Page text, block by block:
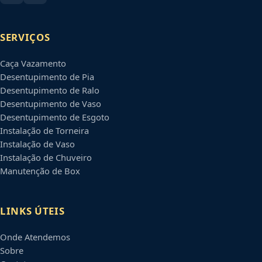
SERVIÇOS
Caça Vazamento
Desentupimento de Pia
Desentupimento de Ralo
Desentupimento de Vaso
Desentupimento de Esgoto
Instalação de Torneira
Instalação de Vaso
Instalação de Chuveiro
Manutenção de Box
LINKS ÚTEIS
Onde Atendemos
Sobre